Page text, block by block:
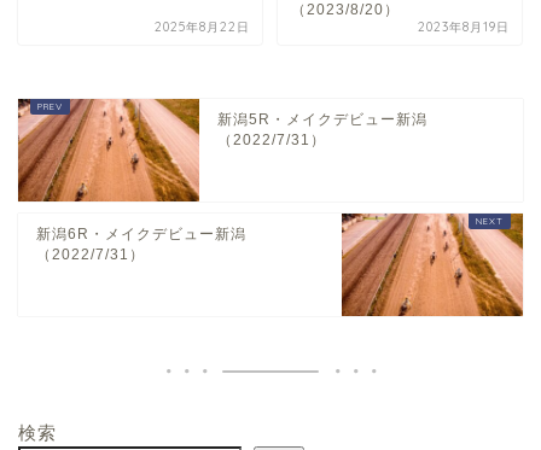
2025年8月22日
（2023/8/20）
2023年8月19日
新潟5R・メイクデビュー新潟
（2022/7/31）
新潟6R・メイクデビュー新潟
（2022/7/31）
検索